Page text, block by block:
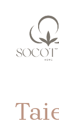
contenu